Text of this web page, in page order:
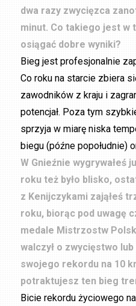
dwa razy zwycięzca
minut. Co takiego jest w
osiągać dobre wyniki?
Bieg jest profesjonalnie
Co roku na starcie zbiera
zawodników z kraju i
potencjał. Poza tym
sprzyja w miarę niska
biegu (późne popołudnie)
W Gnieźnie wygrywałeś
roku też było blisko,
z Kenijczykami zająłeś
roku, biorąc pod uwagę
medale Mistrzostw
walczył o zwycięstwo
swojego rekordu na 10
potraktujesz ten bieg
Bicie rekordu życiowego